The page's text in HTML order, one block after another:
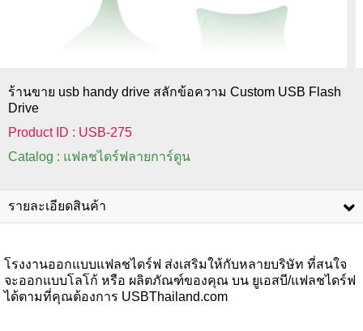
ร้านขาย usb handy drive สลักข้อความ Custom USB Flash
Drive
Product ID : USB-275
Catalog : แฟลชไดร์ฟลายการ์ตูน
รายละเอียดสินค้า
โรงงานออกแบบแฟลชไดร์ฟ ส่งเสริมให้กับหลายบริษัท ที่สนใจ
จะออกแบบโลโก้ หรือ ผลิตภัณฑ์ของคุณ บน ยูเอสบี/แฟลชไดร์ฟ
ได้ตามที่คุณต้องการ USBThailand.com